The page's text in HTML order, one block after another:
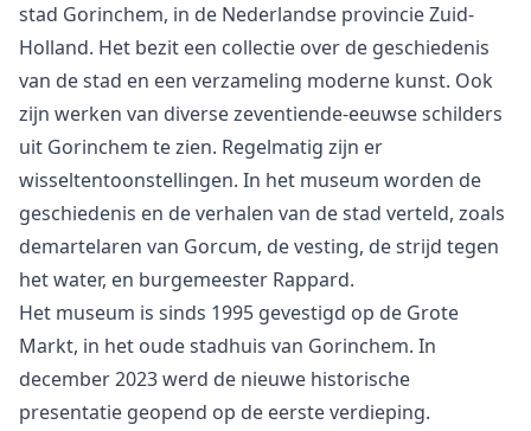
stad Gorinchem, in de Nederlandse provincie Zuid-
Holland. Het bezit een collectie over de geschiedenis
van de stad en een verzameling moderne kunst. Ook
zijn werken van diverse zeventiende-eeuwse schilders
uit Gorinchem te zien. Regelmatig zijn er
wisseltentoonstellingen. In het museum worden de
geschiedenis en de verhalen van de stad verteld, zoals
demartelaren van Gorcum, de vesting, de strijd tegen
het water, en burgemeester Rappard.
Het museum is sinds 1995 gevestigd op de Grote
Markt, in het oude stadhuis van Gorinchem. In
december 2023 werd de nieuwe historische
presentatie geopend op de eerste verdieping.